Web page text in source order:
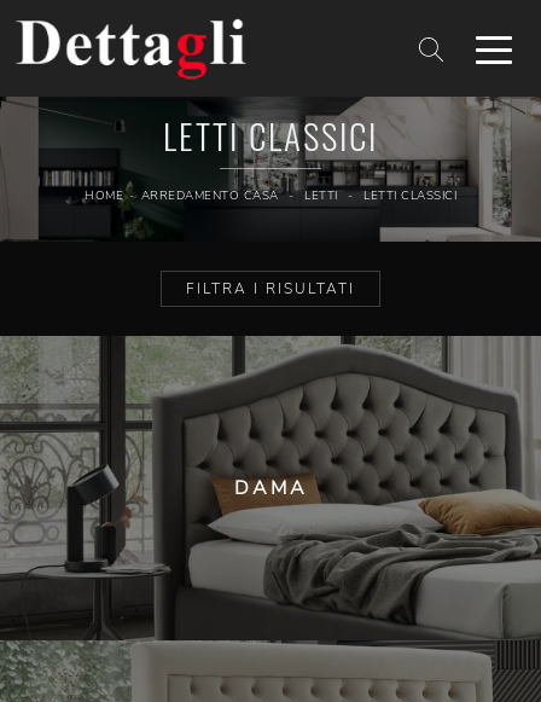
LETTI CLASSICI
HOME - ARREDAMENTO CASA - LETTI - LETTI CLASSICI
FILTRA I RISULTATI
DAMA